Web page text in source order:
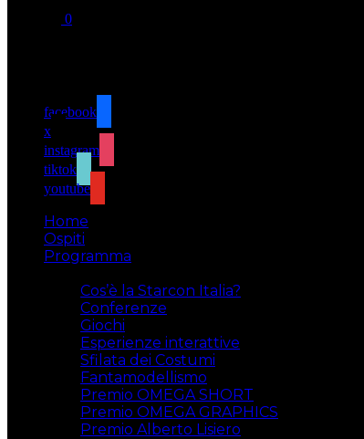
0
facebook
x
instagram
tiktok
youtube
Home
Ospiti
Programma
Cos’è la Starcon Italia?
Conferenze
Giochi
Esperienze interattive
Sfilata dei Costumi
Fantamodellismo
Premio OMEGA SHORT
Premio OMEGA GRAPHICS
Premio Alberto Lisiero